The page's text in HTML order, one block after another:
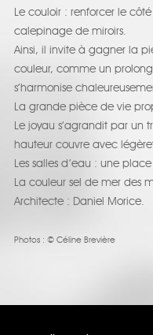
Le couloir : renforcer le
calepinage de miroirs.
Ainsi, il invite à gagner la
couleur, comme un
s’harmonise
La grande pièce de vie
Le joyau s’agrandit par
hauteur couvre avec
Les salles d’eau : une
La couleur sel de mer des
Architecte : Daniel Morice.
Photos : © Céline Brevière